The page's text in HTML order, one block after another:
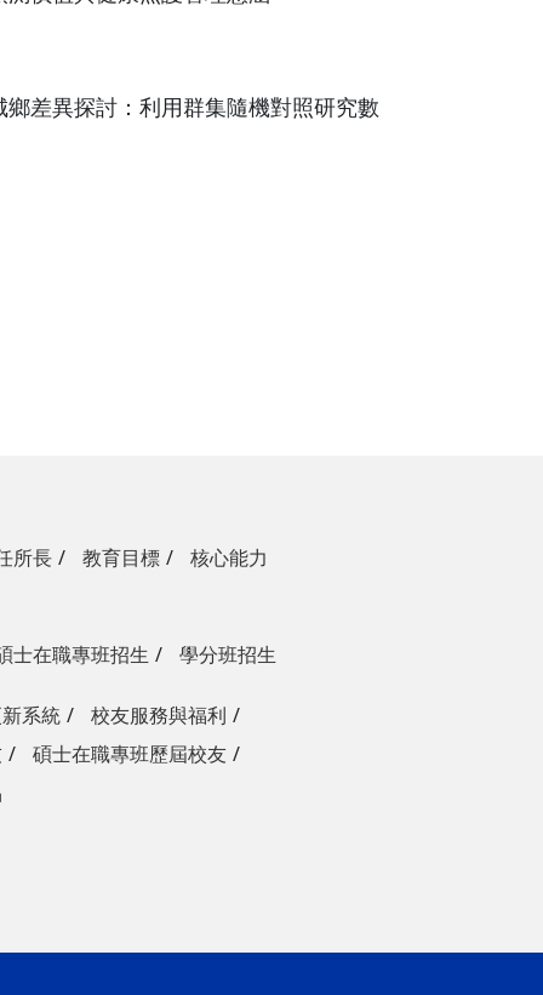
差異探討：利用群集隨機對照研究數
所長 教育目標 核心能力
士在職專班招生 學分班招生
系統
校友服務與福利
碩士在職專班歷屆校友